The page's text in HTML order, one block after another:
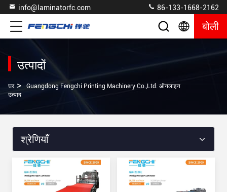
info@laminatorfc.com 86-133-1668-2162
बोली
उत्पादों
घर >
Guangdong Fengchi Printing Machinery Co.,Ltd. ऑनलाइन
उत्पाद
श्रेणियाँ